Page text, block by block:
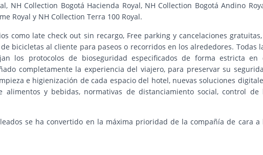
NH Collection Bogotá Hacienda Royal, NH Collection Bogotá Andino
Royal y NH Collection Terra 100 Royal.
como late check out sin recargo, Free parking y cancelaciones
bicicletas al cliente para paseos o recorridos en los alrededores. Todas
los protocolos de bioseguridad especificados de forma estricta en
completamente la experiencia del viajero, para preservar su
e higienización de cada espacio del hotel, nuevas soluciones
alimentos y bebidas, normativas de distanciamiento social, control de
se ha convertido en la máxima prioridad de la compañía de cara a